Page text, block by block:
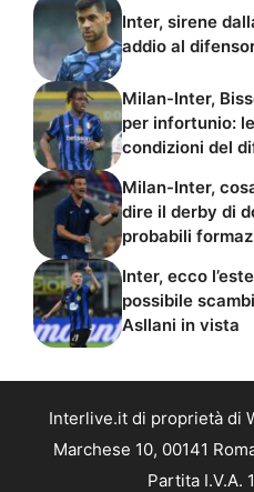
Inter, sirene
addio al
Milan-Inter,
per infortunio: le
condizioni del
Milan-Inter,
dire il derby di
probabili
Inter, ecco
possibile
Asllani in vista
Interlive.it di proprietà di
Marchese 10, 00141
Partita I.V.A.